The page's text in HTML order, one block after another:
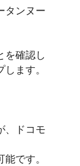
タンヌー
を確認し
ます。
、ドコモ
です。